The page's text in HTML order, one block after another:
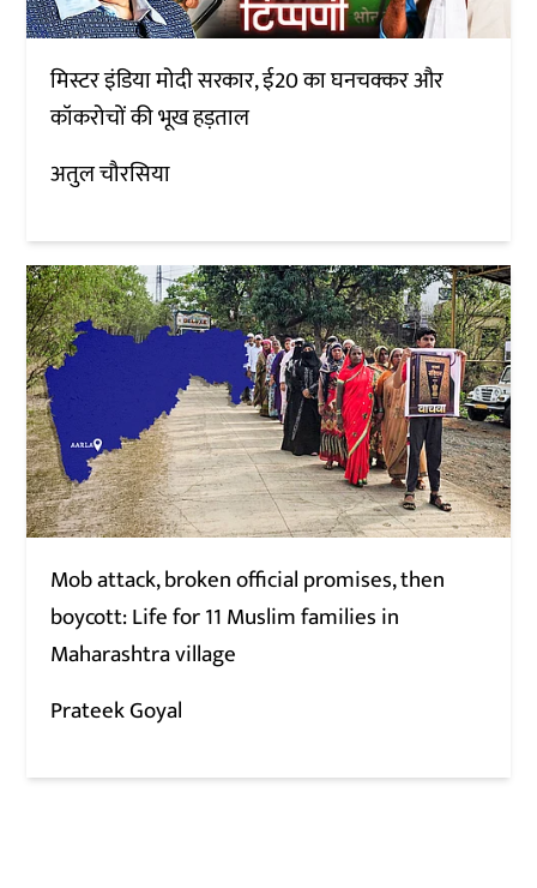
मिस्टर इंडिया मोदी सरकार, ई20 का घनचक्कर और
कॉकरोचों की भूख हड़ताल
अतुल चौरसिया
Mob attack, broken official promises, then
boycott: Life for 11 Muslim families in
Maharashtra village
Prateek Goyal